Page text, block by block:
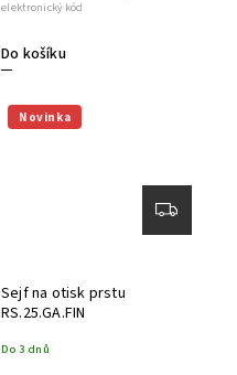
Do košíku
elektronický kód
Novinka
Sejf na otisk prstu
RS.25.GA.FIN
Do 3 dnů